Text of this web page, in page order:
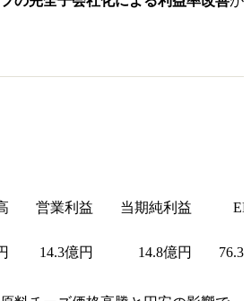
営業利益 当期純利益
14.3億円 14.8億円 76.3